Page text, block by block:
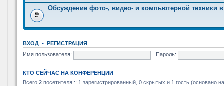
Обсуждение фото-, видео- и компьютерной техники в
ВХОД • РЕГИСТРАЦИЯ
Имя пользователя:
Пароль:
КТО СЕЙЧАС НА КОНФЕРЕНЦИИ
Всего 2 посетителя :: 1 зарегистрированный, 0 скрытых и 1 гость (основано